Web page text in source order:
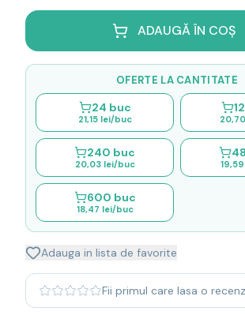
Single malt
Japanese
Blanded Japanese
Canadian
Coniac & Brandy
Tequila
Lichior
Vermut & bitter
Traditionale
Soft Drinks
ADAUGĂ ÎN COȘ
OFERTE LA CANTITATE
24 buc
21,15 lei/buc
240 buc
20,03 lei/buc
600 buc
18,47 lei/buc
Adauga in lista de favorite
Fii primul care lasa o